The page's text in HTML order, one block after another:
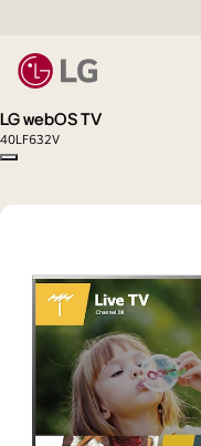
LG webOS TV
40LF632V
Copy model name